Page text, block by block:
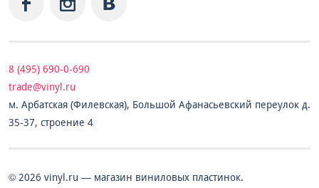
8 (495) 690-0-690
trade@vinyl.ru
м. Арбатская (Филевская), Большой Афанасьевский переулок д.
35-37, строение 4
© 2026 vinyl.ru — магазин виниловых пластинок.